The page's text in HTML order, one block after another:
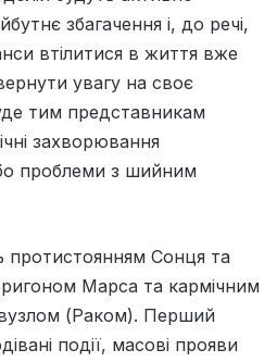
збагачення і, до речі,
втілитися в життя вже
увагу на своє
тим представникам
захворювання
проблеми з шийним
Сонця та
Марса та кармічним
(Раком). Перший
події, масові прояви